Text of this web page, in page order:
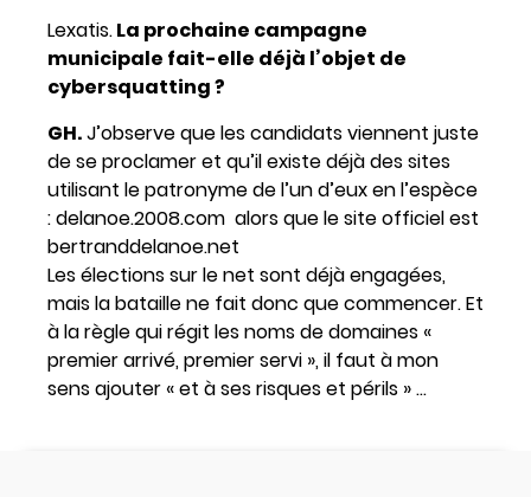
Lexatis.La prochaine campagne
municipale fait-elle déjà l’objet de
cybersquatting ?
GH.J’observe que les candidats viennent juste
de se proclamer et qu’il existe déjà des sites
utilisant le patronyme de l’un d’eux en l’espèce
: delanoe.2008.com alors que le site officiel est
bertranddelanoe.net
Les élections sur le net sont déjà engagées,
mais la bataille ne fait donc que commencer. Et
à la règle qui régit les noms de domaines «
premier arrivé, premier servi », il faut à mon
sens ajouter « et à ses risques et périls » …